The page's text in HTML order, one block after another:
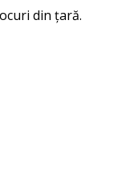
din țară.